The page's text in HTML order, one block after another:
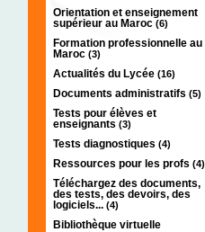
Orientation et enseignement
supérieur au Maroc (6)
Formation professionnelle au
Maroc (3)
Actualités du Lycée (16)
Documents administratifs (5)
Tests pour élèves et
enseignants (3)
Tests diagnostiques (4)
Ressources pour les profs (4)
Téléchargez des documents,
des tests, des devoirs, des
logiciels... (4)
Bibliothèque virtuelle